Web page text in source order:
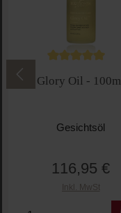
Glory Oil -
Gesichtsöl
Regulärer
116,95 €
Inkl. MwSt
Produkt Anzahl: